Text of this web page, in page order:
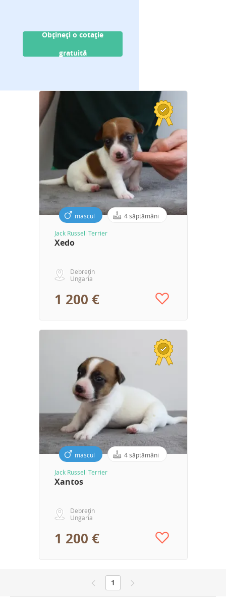
Obțineți o cotație
gratuită
mascul 4 săptămâni
Jack Russell Terrier
Xedo
Debrețin
Ungaria
1 200 €
mascul 4 săptămâni
Jack Russell Terrier
Xantos
Debrețin
Ungaria
1 200 €
1